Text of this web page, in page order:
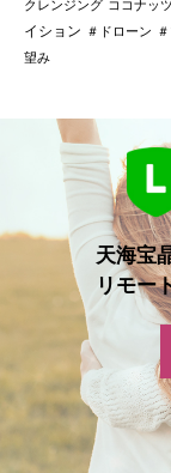
クレンジング ココナッ
イション
＃ドローン
望み
天海宝
リモー